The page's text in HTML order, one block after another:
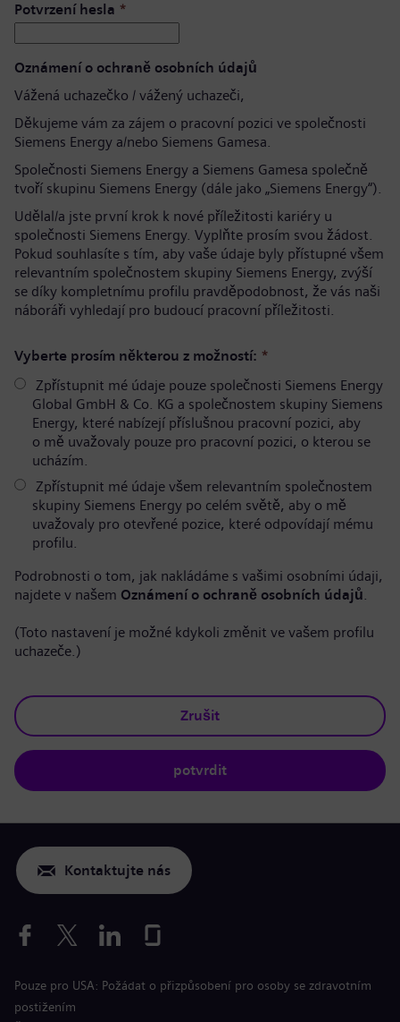
Potvrzení hesla *
Oznámení o ochraně osobních údajů
Vážená uchazečko / vážený uchazeči,
Děkujeme vám za zájem o pracovní pozici ve společnosti
Siemens Energy a/nebo Siemens Gamesa.
Společnosti Siemens Energy a Siemens Gamesa společně
tvoří skupinu Siemens Energy (dále jako „Siemens Energy“).
Udělal/a jste první krok k nové příležitosti kariéry u
společnosti Siemens Energy. Vyplňte prosím svou žádost.
Pokud souhlasíte s tím, aby vaše údaje byly přístupné všem
relevantním společnostem skupiny Siemens Energy, zvýší
se díky kompletnímu profilu pravděpodobnost, že vás naši
náboráři vyhledají pro budoucí pracovní příležitosti.
Vyberte prosím některou z možností: *
Zpřístupnit mé údaje pouze společnosti Siemens Energy
Global GmbH & Co. KG a společnostem skupiny Siemens
Energy, které nabízejí příslušnou pracovní pozici, aby
o mě uvažovaly pouze pro pracovní pozici, o kterou se
ucházím.
Zpřístupnit mé údaje všem relevantním společnostem
skupiny Siemens Energy po celém světě, aby o mě
uvažovaly pro otevřené pozice, které odpovídají mému
profilu.
Podrobnosti o tom, jak nakládáme s vašimi osobními údaji,
najdete v našem Oznámení o ochraně osobních údajů.
(Toto nastavení je možné kdykoli změnit ve vašem profilu
uchazeče.)
Zrušit
potvrdit
Kontaktujte nás
Pouze pro USA: Požádat o přizpůsobení pro osoby se zdravotním
postižením